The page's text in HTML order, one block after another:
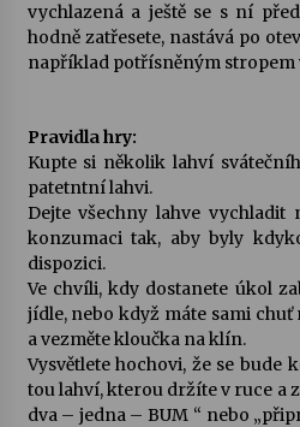
Vysočinka
17. 7. 2026
14. 7. 2026
Za kulturou
13. 7. 2026
Varhanní recitál
Želiv
3. 7. 2026
vychlazená a ještě se s ní
hodně zatřesete, nastává po
například potřísněným stropem
Pravidla hry:
Kupte si několik lahví
patetntní lahvi.
Dejte všechny lahve
konzumaci tak, aby byly
dispozici.
Ve chvíli, kdy dostanete úkol
jídle, nebo když máte sami chuť
a vezměte kloučka na klín.
Vysvětlete hochovi, že se bude
tou lahví, kterou držíte v ruce a
dva – jedna – BUM “ nebo